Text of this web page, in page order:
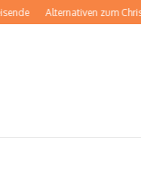
Alternativen zum